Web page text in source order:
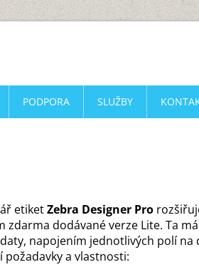
etiketZebra Designer Pro
zdarma dodávané verze Lite. Ta
napojením jednotlivých polí na
požadavky a vlastnosti:
PODPORA SLUŽBY